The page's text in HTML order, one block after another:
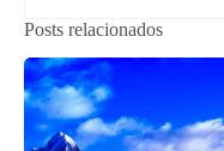
Posts relacionados